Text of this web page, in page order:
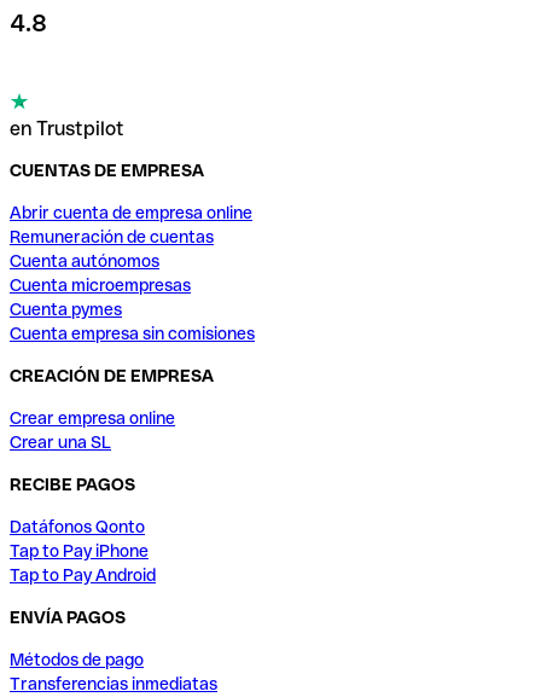
4.8
en Trustpilot
CUENTAS DE EMPRESA
Abrir cuenta de empresa online
Remuneración de cuentas
Cuenta autónomos
Cuenta microempresas
Cuenta pymes
Cuenta empresa sin comisiones
CREACIÓN DE EMPRESA
Crear empresa online
Crear una SL
RECIBE PAGOS
Datáfonos Qonto
Tap to Pay iPhone
Tap to Pay Android
ENVÍA PAGOS
Métodos de pago
Transferencias inmediatas